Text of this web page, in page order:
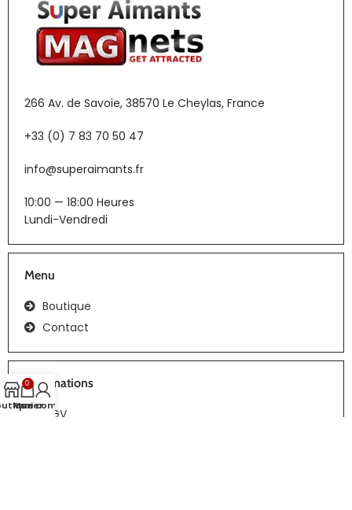
266 Av. de Savoie, 38570 Le Cheylas, France
+33 (0) 7 83 70 50 47
info@superaimants.fr
10:00 — 18:00 Heures
Lundi-Vendredi
Menu
Boutique
Contact
Informations
CGV
0
Panier
Mon compte